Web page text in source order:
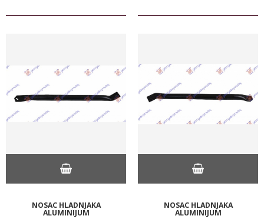
NOSAC HLADNJAKA
ALUMINIJUM
NOSAC HLADNJAKA
ALUMINIJUM